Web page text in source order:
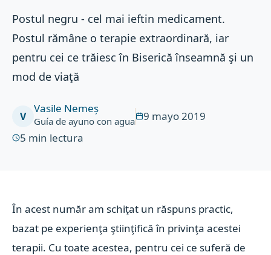
Postul negru - cel mai ieftin medicament.
Postul rămâne o terapie extraordinară, iar
pentru cei ce trăiesc în Biserică înseamnă şi un
mod de viaţă
V
Vasile Nemeș
Guía de ayuno con agua
9 mayo 2019
5 min lectura
În acest număr am schiţat un răspuns practic,
bazat pe experienţa ştiinţifică în privinţa acestei
terapii. Cu toate acestea, pentru cei ce suferă de